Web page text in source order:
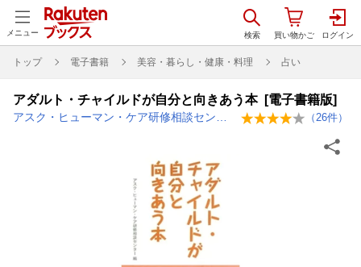
メニュー
トップ 電子書籍 美容・暮らし・健康・料理 占い
アダルト・チャイルドが自分と向きあう本 [電子書籍版]
（26件）